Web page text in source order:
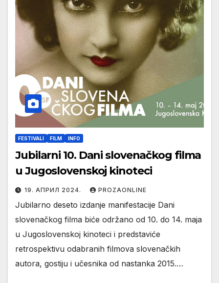
FESTIVALI FILM INFO
Jubilarni 10. Dani slovenačkog filma
u Jugoslovenskoj kinoteci
19. АПРИЛ 2024. PROZAONLINE
Jubilarno deseto izdanje manifestacije Dani
slovenačkog filma biće održano od 10. do 14. maja
u Jugoslovenskoj kinoteci i predstaviće
retrospektivu odabranih filmova slovenačkih
autora, gostiju i učesnika od nastanka 2015.…